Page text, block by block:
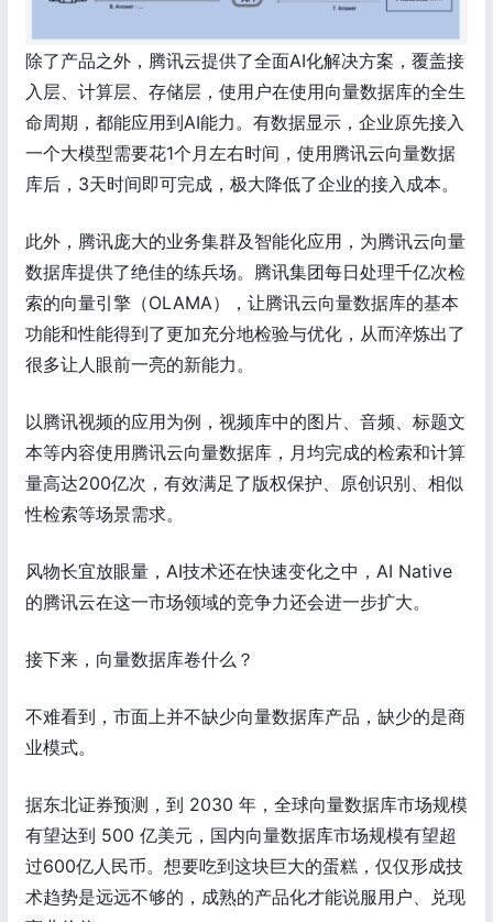
除了产品之外，腾讯云提供了全面AI化解决方案，覆盖接
入层、计算层、存储层，使用户在使用向量数据库的全生
命周期，都能应用到AI能力。有数据显示，企业原先接入
一个大模型需要花1个月左右时间，使用腾讯云向量数据
库后，3天时间即可完成，极大降低了企业的接入成本。
此外，腾讯庞大的业务集群及智能化应用，为腾讯云向量
数据库提供了绝佳的练兵场。腾讯集团每日处理千亿次检
索的向量引擎（OLAMA），让腾讯云向量数据库的基本
功能和性能得到了更加充分地检验与优化，从而淬炼出了
很多让人眼前一亮的新能力。
以腾讯视频的应用为例，视频库中的图片、音频、标题文
本等内容使用腾讯云向量数据库，月均完成的检索和计算
量高达200亿次，有效满足了版权保护、原创识别、相似
性检索等场景需求。
风物长宜放眼量，AI技术还在快速变化之中，AI Native
的腾讯云在这一市场领域的竞争力还会进一步扩大。
接下来，向量数据库卷什么？
不难看到，市面上并不缺少向量数据库产品，缺少的是商
业模式。
据东北证券预测，到 2030 年，全球向量数据库市场规模
有望达到 500 亿美元，国内向量数据库市场规模有望超
过600亿人民币。想要吃到这块巨大的蛋糕，仅仅形成技
术趋势是远远不够的，成熟的产品化才能说服用户、兑现